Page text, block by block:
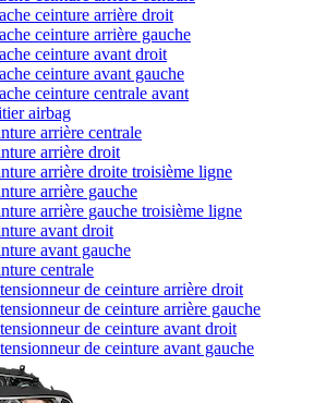
ceinture arrière droit
ceinture arrière gauche
ceinture avant droit
ceinture avant gauche
ceinture centrale avant
airbag
arrière centrale
arrière droit
arrière droite troisième ligne
arrière gauche
arrière gauche troisième ligne
avant droit
avant gauche
centrale
de ceinture arrière droit
de ceinture arrière gauche
de ceinture avant droit
de ceinture avant gauche